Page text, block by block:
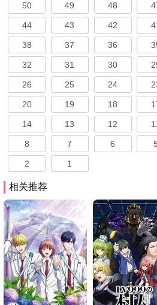
50 49 48
44 43 42
38 37 36
32 31 30
26 25 24
20 19 18
14 13 12
8 7 6 5
2 1
相关推荐